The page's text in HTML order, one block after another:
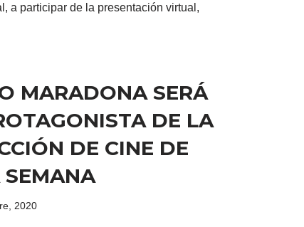
a participar de la presentación virtual,
MARADONA SERÁ
DE LA
DE CINE DE
SEMANA
2020